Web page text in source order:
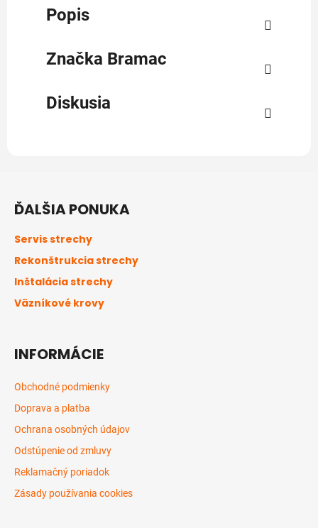
Popis
Značka Bramac
Diskusia
ĎALŠIA PONUKA
Servis strechy
Rekonštrukcia strechy
Inštalácia strechy
Väzníkové krovy
INFORMÁCIE
Obchodné podmienky
Doprava a platba
Ochrana osobných údajov
Odstúpenie od zmluvy
Reklamačný poriadok
Zásady používania cookies